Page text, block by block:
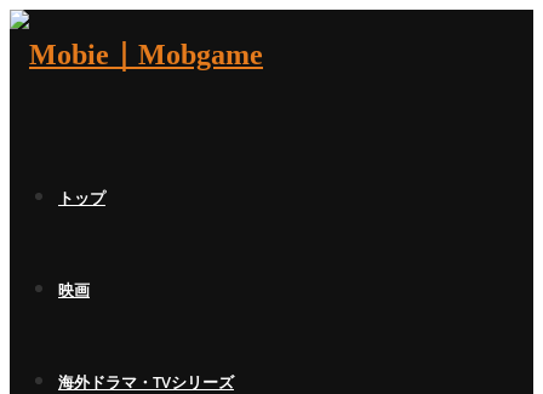
トップ
映画
海外ドラマ・TVシリーズ